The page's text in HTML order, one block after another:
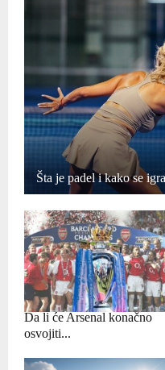
Šta je padel i kako se
Da li će Arsenal konačno
osvojiti...